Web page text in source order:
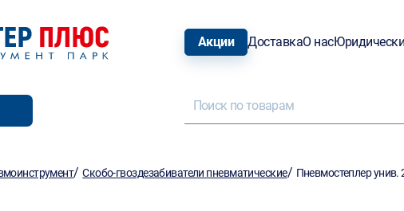
Акции ДоставкаО нас
/Скобо-гвоздезабиватели пневматические/ Пневмостеплер унив.